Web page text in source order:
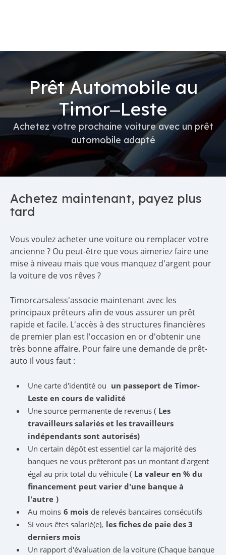
Prêt Automobile au
Timor‒Leste
Achetez votre prochaine voiture avec un prêt
automobile adapté
Achetez maintenant, payez plus
tard
Vous voulez acheter une voiture ou remplacer votre
ancienne ? Ou peut-être que vous aimeriez faire une
mise à niveau mais que vous manquez d'argent pour
la voiture de vos rêves ?
Timorcarsaless'associe maintenant avec les
principaux prêteurs afin de vous assurer un prêt
rapide et facile. L'accès à des structures financières
de premier plan est l'occasion en or d'obtenir une
très bonne affaire. Pour faire une demande de prêt-
auto il vous faut :
Une carte d'identité ou un passeport de Timor‒
Leste en cours de validité
Une source permanente de revenus ( Les
travailleurs salariés et les travailleurs
indépendants sont autorisés)
Un certain dépôt est essentiel car la majorité des
banques ne vous prêteront pas un montant d'argent
égal au prix total du véhicule ( La valeur en % du
financement peut varier d'une banque à
l'autre )
Au moins 6 mois de relevés bancaires consécutifs
Si vous êtes salarié(e), les fiches de paie des 3
derniers mois
Un rapport d'évaluation de la voiture (Chaque banque